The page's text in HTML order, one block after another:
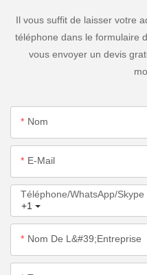
Il vous suffit de laisser votre
téléphone dans le formulaire
vous envoyer un devis
Nom
E-Mail
+1
Téléphone/WhatsApp/Skype
Nom De L&#39;entreprise